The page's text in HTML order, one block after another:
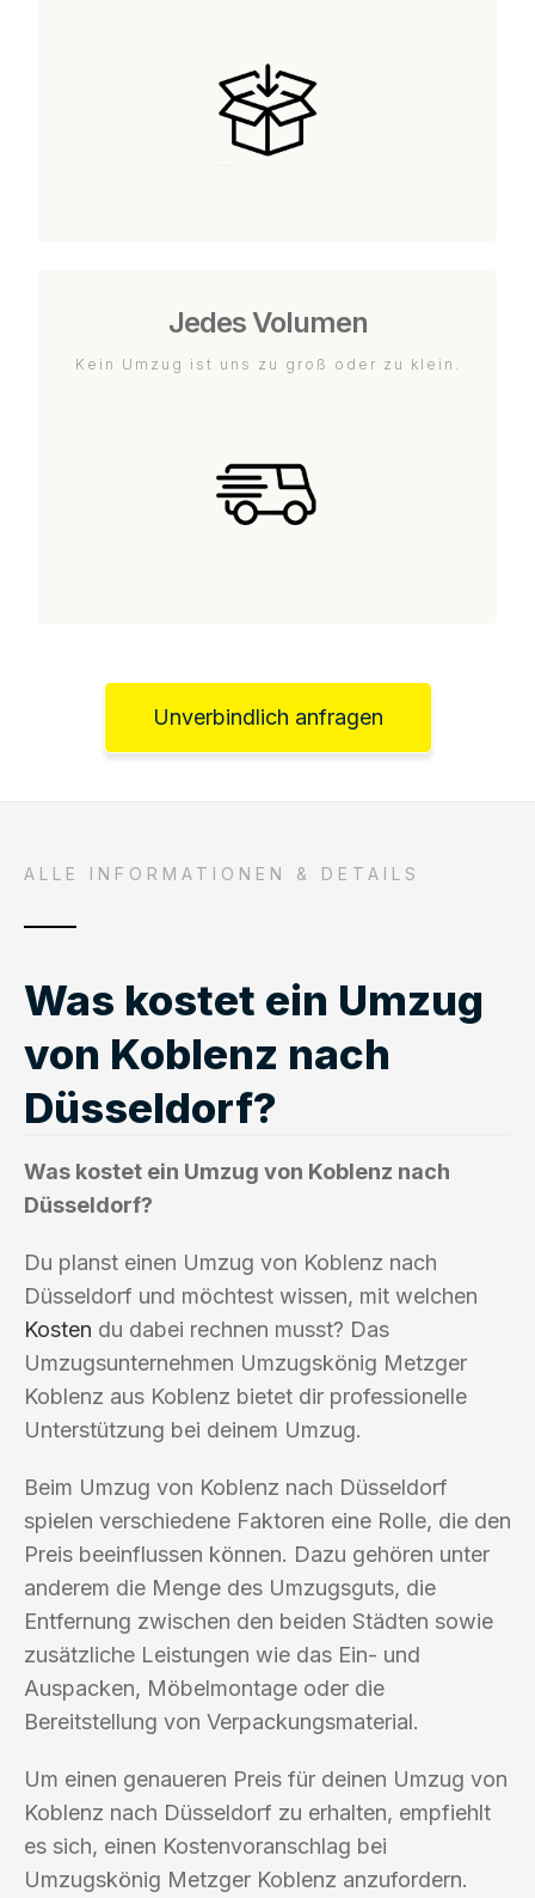
Jedes Volumen
Kein Umzug ist uns zu groß oder zu klein.
Unverbindlich anfragen
ALLE INFORMATIONEN & DETAILS
Was kostet ein Umzug
von Koblenz nach
Düsseldorf?
Was kostet ein Umzug von Koblenz nach
Düsseldorf?
Du planst einen Umzug von Koblenz nach
Düsseldorf und möchtest wissen, mit welchen
Kosten du dabei rechnen musst? Das
Umzugsunternehmen Umzugskönig Metzger
Koblenz aus Koblenz bietet dir professionelle
Unterstützung bei deinem Umzug.
Beim Umzug von Koblenz nach Düsseldorf
spielen verschiedene Faktoren eine Rolle, die den
Preis beeinflussen können. Dazu gehören unter
anderem die Menge des Umzugsguts, die
Entfernung zwischen den beiden Städten sowie
zusätzliche Leistungen wie das Ein- und
Auspacken, Möbelmontage oder die
Bereitstellung von Verpackungsmaterial.
Um einen genaueren Preis für deinen Umzug von
Koblenz nach Düsseldorf zu erhalten, empfiehlt
es sich, einen Kostenvoranschlag bei
Umzugskönig Metzger Koblenz anzufordern.